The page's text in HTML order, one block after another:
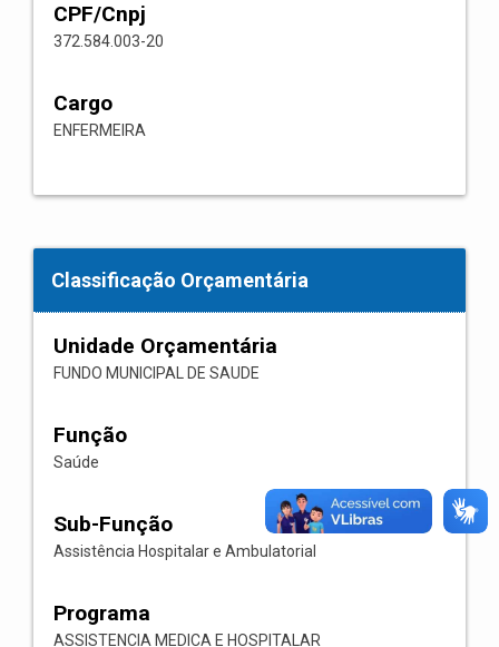
CPF/Cnpj
372.584.003-20
Cargo
ENFERMEIRA
Classificação Orçamentária
Unidade Orçamentária
FUNDO MUNICIPAL DE SAUDE
Função
Saúde
Sub-Função
Assistência Hospitalar e Ambulatorial
Programa
ASSISTENCIA MEDICA E HOSPITALAR